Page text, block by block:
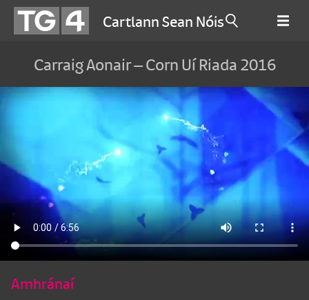
Cartlann Sean Nóis
Carraig Aonair – Corn Uí Riada 2016
Amhránaí